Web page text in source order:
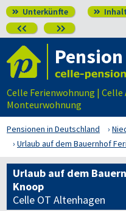
 Unterkünfte  Inhalt
 
Celle Ferienwohnung |
Monteurwohnung
Pensionen in Deutschland
Urlaub auf dem Bauernhof
Urlaub auf dem
Knoop
Celle OT Altenhagen